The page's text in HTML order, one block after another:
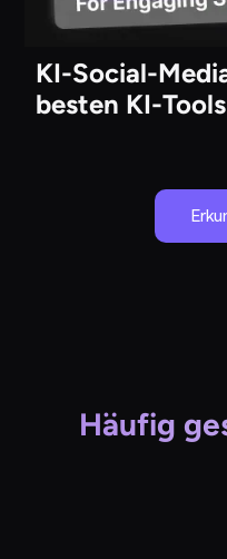
KI-Social-
besten KI-
Häufig